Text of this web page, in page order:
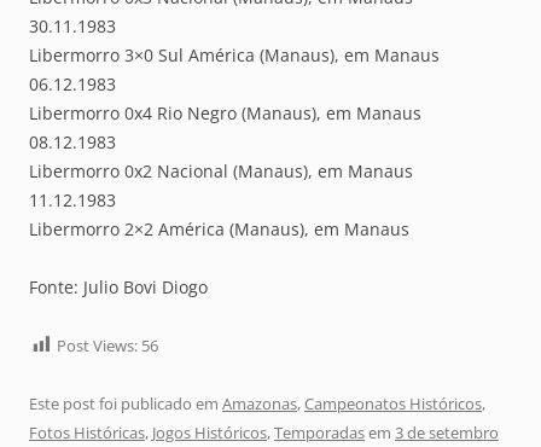
30.11.1983
Libermorro 3×0 Sul América (Manaus), em Manaus
06.12.1983
Libermorro 0x4 Rio Negro (Manaus), em Manaus
08.12.1983
Libermorro 0x2 Nacional (Manaus), em Manaus
11.12.1983
Libermorro 2×2 América (Manaus), em Manaus
Fonte: Julio Bovi Diogo
Post Views: 56
Este post foi publicado em Amazonas,Campeonatos Históricos,
Fotos Históricas, Jogos Históricos,Temporadasem 3 de setembro